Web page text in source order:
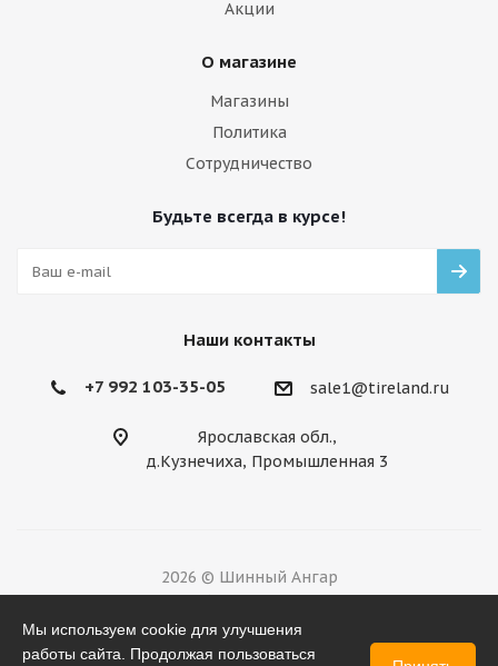
Акции
О магазине
Магазины
Политика
Сотрудничество
Будьте всегда в курсе!
Наши контакты
+7 992 103-35-05 sale1@tireland.ru
Ярославская обл.,
д.Кузнечиха, Промышленная 3
2026 © Шинный Ангар
Мы используем cookie для улучшения
работы сайта. Продолжая пользоваться